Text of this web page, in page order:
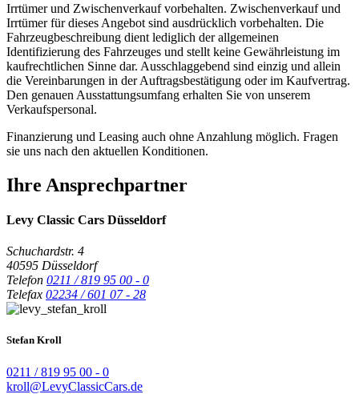
Irrtümer und Zwischenverkauf vorbehalten. Zwischenverkauf und
Irrtümer für dieses Angebot sind ausdrücklich vorbehalten. Die
Fahrzeugbeschreibung dient lediglich der allgemeinen
Identifizierung des Fahrzeuges und stellt keine Gewährleistung im
kaufrechtlichen Sinne dar. Ausschlaggebend sind einzig und allein
die Vereinbarungen in der Auftragsbestätigung oder im Kaufvertrag.
Den genauen Ausstattungsumfang erhalten Sie von unserem
Verkaufspersonal.
Finanzierung und Leasing auch ohne Anzahlung möglich. Fragen
sie uns nach den aktuellen Konditionen.
Ihre Ansprechpartner
Levy Classic Cars Düsseldorf
Schuchardstr. 4
40595 Düsseldorf
Telefon 0211 / 819 95 00 - 0
Telefax 02234 / 601 07 - 28
Stefan Kroll
0211 / 819 95 00 - 0
kroll@LevyClassicCars.de